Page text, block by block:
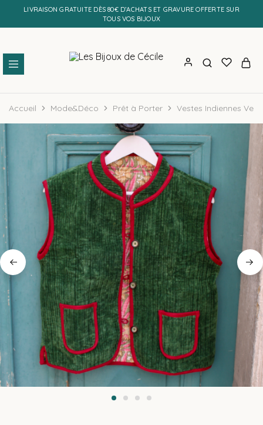
LIVRAISON GRATUITE DÈS 80€ D’ACHATS ET GRAVURE OFFERTE SUR
TOUS VOS BIJOUX
Les
de
Bijoux
et
main
Accueil Mode&Déco Prêt à Porter Vestes Indiennes